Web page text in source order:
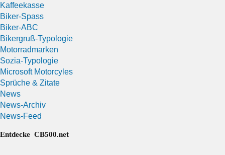
Kaffeekasse
Biker-Spass
Biker-ABC
Bikergruß-Typologie
Motorradmarken
Sozia-Typologie
Microsoft Motorcyles
Sprüche & Zitate
News
News-Archiv
News-Feed
Entdecke CB500.net